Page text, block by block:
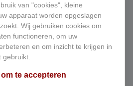
kan;
van alle belastingen van
voor zover van
van aflevering; en de
aflevering of uitvoering
van "cookies", kleine
apparaat worden opgeslagen
Wij gebruiken cookies om
functioneren, om uw
en om inzicht te krijgen in
te accepteren